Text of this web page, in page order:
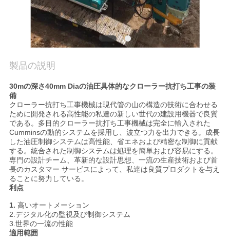
理
私
達
に
連
絡
し
な
製品の説明
30mの深さ40mm Diaの油圧具体的なクローラー抗打ち工事の装
備
クローラー抗打ち工事機械は現代管の山の構造の技術に合わせる
ために開発される高性能の私達の新しい世代の建設用機器で良質
である。多目的クローラー抗打ち工事機械は完全に輸入された
Cumminsの動的システムを採用し、波立つ力を出力できる。成長
した油圧制御システムは高性能、省エネおよび精密な制御に貢献
する。統合された制御システムは処理を簡単および容易にする。
専門の設計チーム、革新的な設計思想、一流の生産技術および首
長のカスタマー サービスによって、私達は良質プロダクトを与え
ることに努力している。
利点
1. 高いオートメーション
2.デジタル化の監視及び制御システム
3.世界の一流の性能
適用範囲